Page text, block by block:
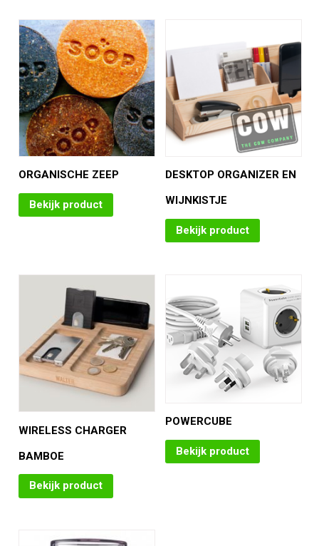
ORGANISCHE ZEEP
Bekijk product
DESKTOP ORGANIZER EN
WIJNKISTJE
Bekijk product
WIRELESS CHARGER
BAMBOE
Bekijk product
POWERCUBE
Bekijk product